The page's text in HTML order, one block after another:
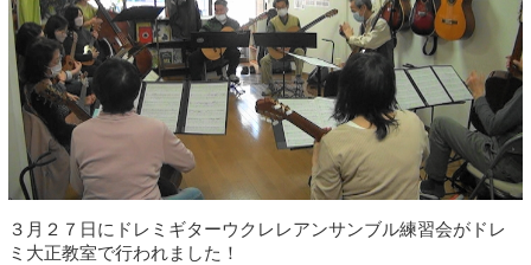
３月２７日にドレミギターウクレレアンサンブル練習会がドレ
ミ大正教室で行われました！